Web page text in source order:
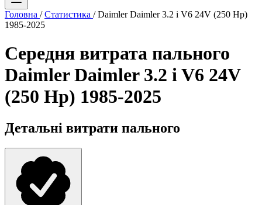
Головна / Статистика / Daimler Daimler 3.2 i V6 24V (250 Hp)
1985-2025
Середня витрата пального
Daimler Daimler 3.2 i V6 24V
(250 Hp) 1985-2025
Детальні витрати пального